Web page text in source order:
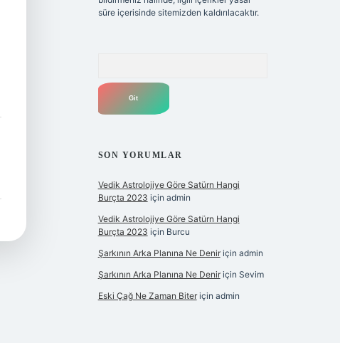
süre içerisinde sitemizden kaldırılacaktır.
SON YORUMLAR
Vedik Astrolojiye Göre Satürn Hangi
Burçta 2023 için admin
Vedik Astrolojiye Göre Satürn Hangi
Burçta 2023 için Burcu
Şarkının Arka Planına Ne Deniriçin admin
Şarkının Arka Planına Ne Deniriçin Sevim
Eski Çağ Ne Zaman Biteriçin admin